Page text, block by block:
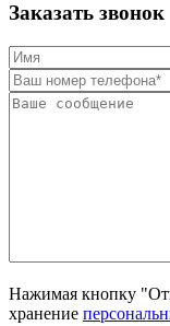
Заказать звонок
Нажимая кнопку
хранение